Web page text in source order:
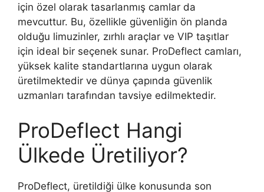
için özel olarak tasarlanmış camlar da
mevcuttur. Bu, özellikle güvenliğin ön planda
olduğu limuzinler, zırhlı araçlar ve VIP taşıtlar
için ideal bir seçenek sunar. ProDeflect camları,
yüksek kalite standartlarına uygun olarak
üretilmektedir ve dünya çapında güvenlik
uzmanları tarafından tavsiye edilmektedir.
ProDeflect Hangi
Ülkede Üretiliyor?
ProDeflect, üretildiği ülke konusunda son